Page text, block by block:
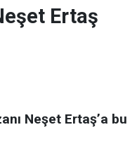
Ertaş
Neşet Ertaş’a bu